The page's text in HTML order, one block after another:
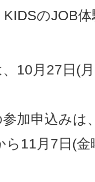
KIDSのJOB
10月27日(
加申込みは
ら11月7日(